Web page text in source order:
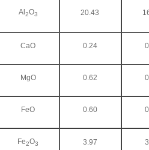
Al 2O3 20.43
CaO 0.24
MgO 0.62
FeO 0.60
Fe2O3 3.97